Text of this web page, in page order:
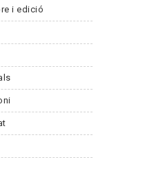
i edició